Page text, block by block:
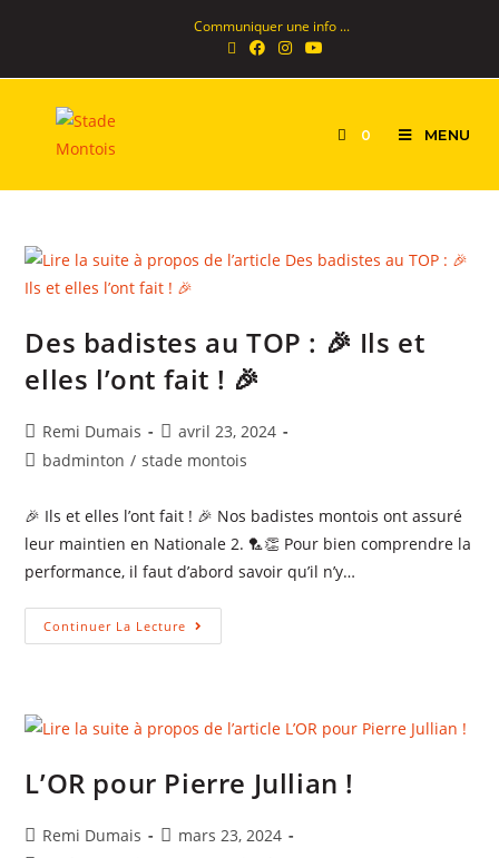
Communiquer une info ...
0 MENU
Des badistes au TOP : 🎉 Ils et
elles l’ont fait ! 🎉
Remi Dumais
avril 23, 2024
badminton / stade montois
🎉 Ils et elles l’ont fait ! 🎉 Nos badistes montois ont assuré
leur maintien en Nationale 2. 🏸👏 Pour bien comprendre la
performance, il faut d’abord savoir qu’il n’y…
Continuer La Lecture
L’OR pour Pierre Jullian !
Remi Dumais
mars 23, 2024